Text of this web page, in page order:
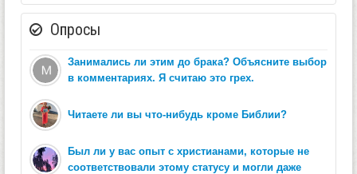
Опросы
Занимались ли этим до брака? Объясните выбор
в комментариях. Я считаю это грех.
Читаете ли вы что-нибудь кроме Библии?
Был ли у вас опыт с христианами, которые не
соответствовали этому статусу и могли даже